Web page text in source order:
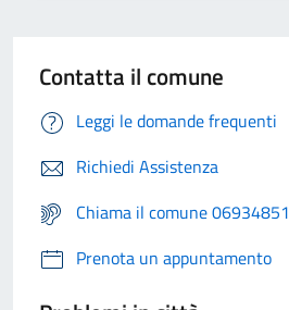
Contatta il comune
Leggi le domande frequenti
Richiedi Assistenza
Chiama il comune 06934851
Prenota un appuntamento